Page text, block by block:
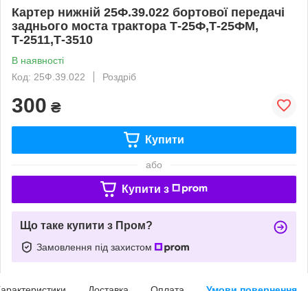
Картер нижній 25Ф.39.022 бортової передачі
заднього моста трактора Т-25Ф,Т-25ФМ,
Т-2511,Т-3510
В наявності
Код: 25Ф.39.022
Роздріб
300 ₴
Купити
або
Купити з
Що таке купити з Пром?
Замовлення під захистом